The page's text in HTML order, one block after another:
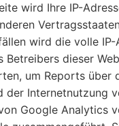
wird Ihre IP-
wird die volle
dieser
um Reports über
Internetnutzung
Google Analytics